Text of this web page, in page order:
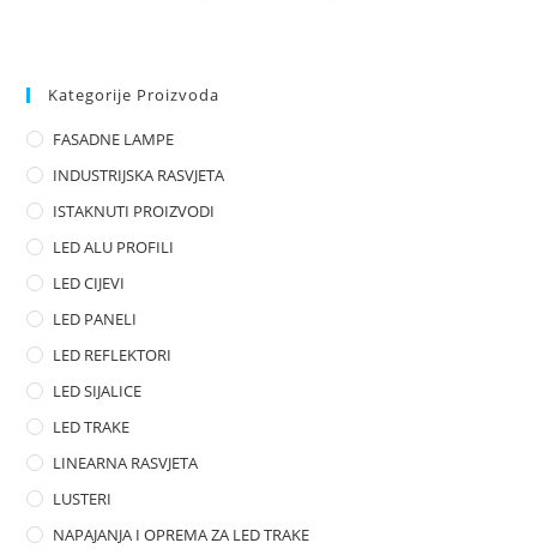
0
u
f
5
Kategorije Proizvoda
FASADNE LAMPE
INDUSTRIJSKA RASVJETA
ISTAKNUTI PROIZVODI
LED ALU PROFILI
LED CIJEVI
LED PANELI
LED REFLEKTORI
LED SIJALICE
LED TRAKE
LINEARNA RASVJETA
LUSTERI
NAPAJANJA I OPREMA ZA LED TRAKE